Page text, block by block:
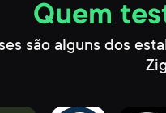
Quem
são alguns dos